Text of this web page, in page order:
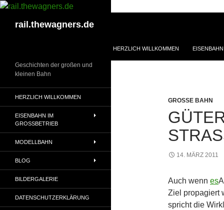
Zum
springenrail.thewagners.de
HERZLICH WILLKOMMEN
GROSSE BAHN
14. MÄRZ 2011
Auch wenn es
Ziel propagiert
spricht die
Geschichten der großen und
kleinen Bahn
HERZLICH WILLKOMMEN
EISENBAHN IM
GROSSBETRIEB
MODELLBAHN
BLOG
BILDERGALERIE
DATENSCHUTZERKLÄRUNG